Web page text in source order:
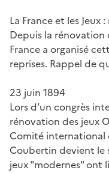
La France et les
Depuis la rénovation
France a organisé
reprises. Rappel de
23 juin 1894
Lors d’un congrès
rénovation des jeux
Comité
Coubertin devient le
jeux "modernes" ont